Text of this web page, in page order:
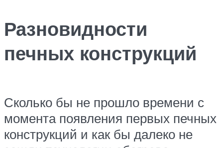
Разновидности
печных конструкций
Сколько бы не прошло времени с
момента появления первых печных
конструкций и как бы далеко не